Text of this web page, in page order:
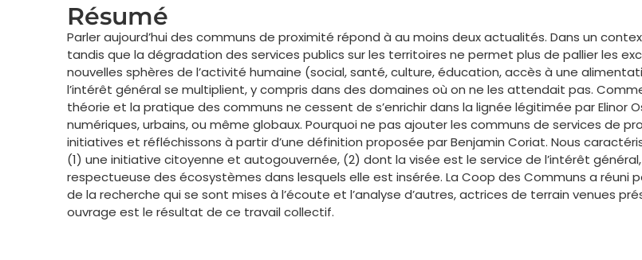
Résumé
Parler aujourd’hui des communs de proximité répond à au moins deux actualités. Dans un
tandis que la dégradation des services publics sur les territoires ne permet plus de pallier les
nouvelles sphères de l’activité humaine (social, santé, culture, éducation, accès à une
l’intérêt général se multiplient, y compris dans des domaines où on ne les attendait pas.
théorie et la pratique des communs ne cessent de s’enrichir dans la lignée légitimée par Elinor
numériques, urbains, ou même globaux. Pourquoi ne pas ajouter les communs de services de
initiatives et réfléchissons à partir d’une définition proposée par Benjamin Coriat. Nous
(1) une initiative citoyenne et autogouvernée, (2) dont la visée est le service de l’intérêt
respectueuse des écosystèmes dans lesquels elle est insérée. La Coop des Communs a
de la recherche qui se sont mises à l’écoute et l’analyse d’autres, actrices de terrain venues
ouvrage est le résultat de ce travail collectif.